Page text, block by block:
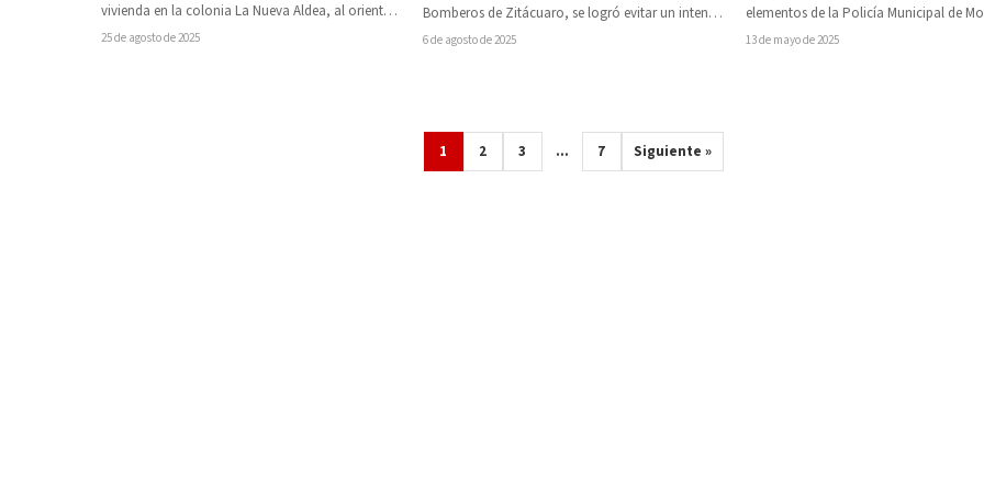
vivienda en la colonia La Nueva Aldea, al oriente
de la…
25 de agosto de 2025
Bomberos de Zitácuaro, se logró evitar un intento
de suicidio la tarde…
6 de agosto de 2025
elementos de la Policía Municipal de
cuando intentaba lanzarse…
13 de mayo de 2025
1 2 3 … 7 Siguiente »